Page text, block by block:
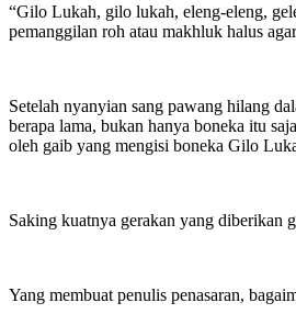
“Gilo Lukah, gilo lukah, eleng-eleng,
pemanggilan roh atau makhluk halus
Setelah nyanyian sang pawang hilang
berapa lama, bukan hanya boneka itu
oleh gaib yang mengisi boneka Gilo
Saking kuatnya gerakan yang diberikan
Yang membuat penulis penasaran,